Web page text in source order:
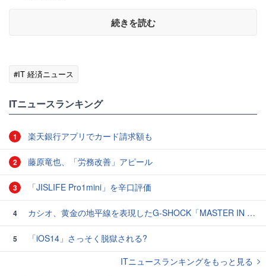
続きを読む
#IT 経済ニュース
ITニュースランキング
1 楽天銀行アプリでカード請求額も
2 藤原竜也、「労務改善」アピール
3 「JISLIFE Pro1mini」を辛口評価
4 カシオ、黄金の地平線を表現したG-SHOCK「MASTER IN HORIZON GOLD」3モデル
5
「iOS14」さっそく脱獄される?
ITニュースランキングをもっと見る